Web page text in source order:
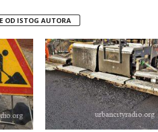
OD ISTOG AUTORA